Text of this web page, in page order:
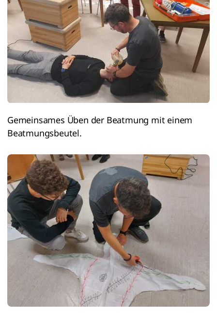
Gemeinsames Üben der Beatmung mit einem
Beatmungsbeutel.